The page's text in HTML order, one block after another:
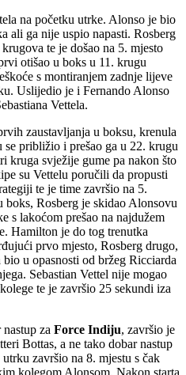
na početku utrke. Alonso je bio
ali ga nije uspio napasti. Rosberg
te je došao na 5. mjesto
otišao u boks u 11. krugu
s montiranjem zadnje lijeve
Uslijedio je i Fernando Alonso
Vettela.
zaustavljanja u boksu, krenula
približio i prešao ga u 22. krugu
kruga svježije gume pa nakon što
su Vettelu poručili da propusti
te je time završio na 5.
Rosberg je skidao Alonsovu
s lakoćom prešao na najdužem
Hamilton je do tog trenutka
prvo mjesto, Rosberg drugo,
u opasnosti od bržeg Ricciarda
Sebastian Vettel nije mogao
te je završio 25 sekundi iza
za Force Indiju, završio je
Bottas, a ne tako dobar nastup
završio na 8. mjestu s čak
kolegom Alonsom. Nakon starta